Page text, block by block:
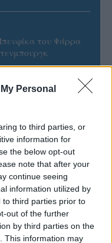
Personal
to third parties, or
information for
the below opt-out
note that after your
continue seeing
information utilized by
to third parties prior to
out of the further
by third parties on the
This information may
του Ψάρρα
Εθνικής στο
και